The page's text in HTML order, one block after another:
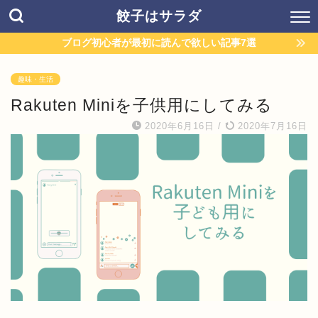
餃子はサラダ
ブログ初心者が最初に読んで欲しい記事7選
趣味・生活
Rakuten Miniを子供用にしてみる
2020年6月16日 / 2020年7月16日